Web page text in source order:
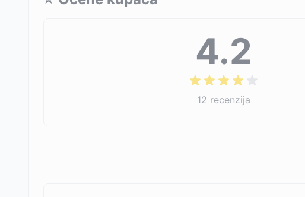
4.2
12 recenzija